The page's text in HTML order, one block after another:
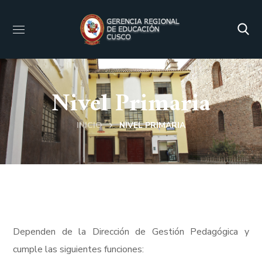
Nivel Primaria
INICIO NIVEL PRIMARIA
Dependen de la Dirección de Gestión Pedagógica y
cumple las siguientes funciones: